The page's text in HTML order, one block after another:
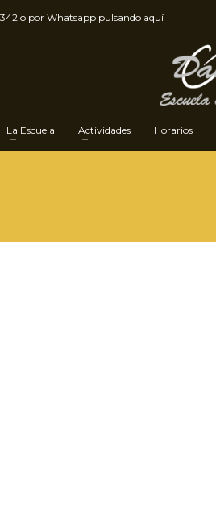
o por Whatsapp pulsando aquí
La Escuela Actividades Horarios